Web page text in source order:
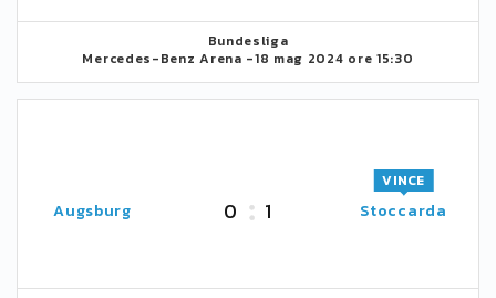
Bundesliga
Mercedes-Benz Arena -18 mag 2024 ore 15:30
Augsburg 0 1 Stoccarda
VINCE